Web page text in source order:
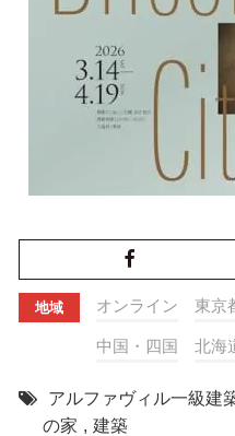
地域 オンライン 東京
中国・四国 北海
アルファヴィル一級建
の家 , 建築